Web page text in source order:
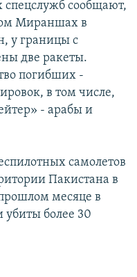
спецслужб сообщают,
Мираншах в
у границы с
две ракеты.
погибших -
в том числе,
- арабы и
самолетов
Пакистана в
месяце в
убиты более 30